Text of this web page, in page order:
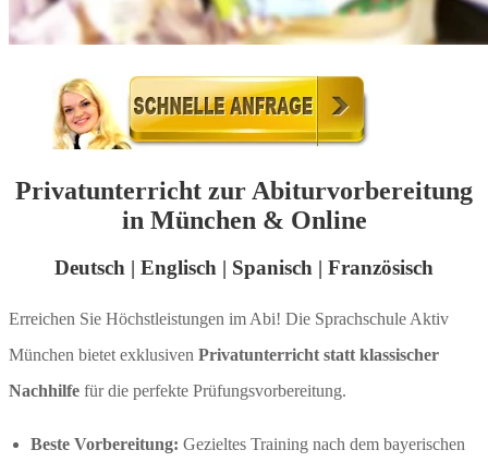
Privatunterricht zur Abiturvorbereitung
in München & Online
Deutsch | Englisch | Spanisch | Französisch
Erreichen Sie Höchstleistungen im Abi! Die Sprachschule Aktiv
München bietet exklusiven Privatunterricht statt klassischer
Nachhilfe für die perfekte Prüfungsvorbereitung.
Beste Vorbereitung: Gezieltes Training nach dem bayerischen